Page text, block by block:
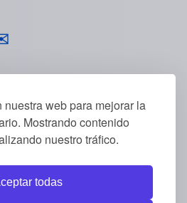
web para mejorar la
Mostrando contenido
nuestro tráfico.
todas
YouTubeen Instagram